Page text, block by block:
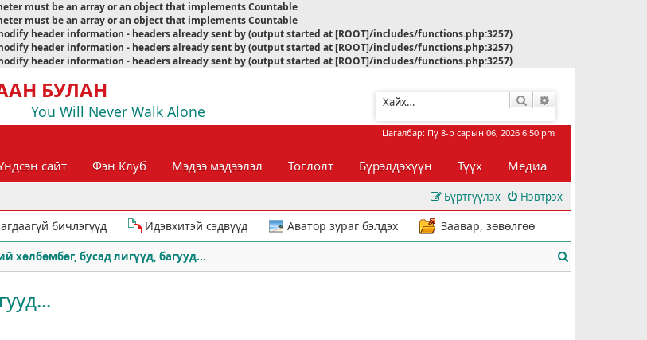
must be an array or an object that implements Countable
must be an array or an object that implements Countable
header information - headers already sent by (output started at [ROOT]/includes/functions.php:3257)
header information - headers already sent by (output started at [ROOT]/includes/functions.php:3257)
header information - headers already sent by (output started at [ROOT]/includes/functions.php:3257)
БУЛАН
You Will Never Walk Alone
Хайлт
Цагалбар: Пү 8-р сарын 06, 2026 6:50 pm
сайт Фэн Клуб Мэдээ мэдээлэл Тоглолт Бүрэлдэхүүн Түүх Медиа
Нэвтрэх
Бүртгүүлэх
бичлэгүүд Идэвхитэй сэдвүүд Аватор зураг бэлдэх Заавар, зөвөлгөө
хөлбөмбөг, бусад лигүүд, багууд...